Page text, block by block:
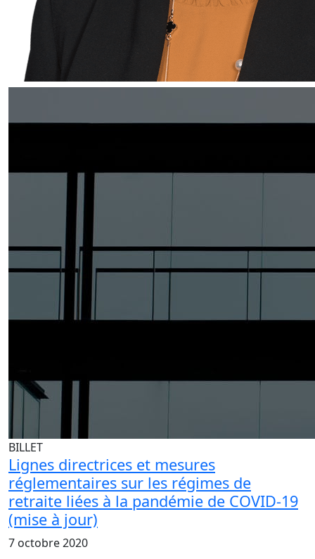
BILLET
Lignes directrices et mesures
réglementaires sur les régimes de
retraite liées à la pandémie de COVID-19
(mise à jour)
7 octobre 2020